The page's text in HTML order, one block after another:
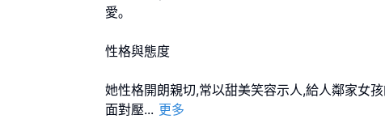
愛｡​
性格與態度
她性格開朗親切,常以甜美笑容示人,給人鄰家女
面對壓... 更多